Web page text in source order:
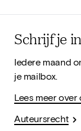
Schrijf je
Iedere maand
je mailbox.
Lees meer
Auteursrecht